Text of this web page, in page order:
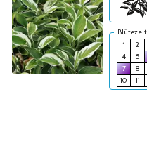
Blütezeit
1
2
4
5
7
8
10
11